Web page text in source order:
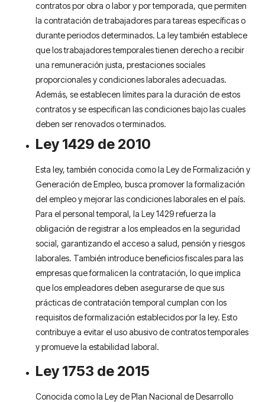
contratos por obra o labor y por temporada, que permiten
la contratación de trabajadores para tareas específicas o
durante periodos determinados. La ley también establece
que los trabajadores temporales tienen derecho a recibir
una remuneración justa, prestaciones sociales
proporcionales y condiciones laborales adecuadas.
Además, se establecen límites para la duración de estos
contratos y se especifican las condiciones bajo las cuales
deben ser renovados o terminados.
Ley 1429 de 2010
Esta ley, también conocida como la Ley de Formalización y
Generación de Empleo, busca promover la formalización
del empleo y mejorar las condiciones laborales en el país.
Para el personal temporal, la Ley 1429 refuerza la
obligación de registrar a los empleados en la seguridad
social, garantizando el acceso a salud, pensión y riesgos
laborales. También introduce beneficios fiscales para las
empresas que formalicen la contratación, lo que implica
que los empleadores deben asegurarse de que sus
prácticas de contratación temporal cumplan con los
requisitos de formalización establecidos por la ley. Esto
contribuye a evitar el uso abusivo de contratos temporales
y promueve la estabilidad laboral.
Ley 1753 de 2015
Conocida como la Ley de Plan Nacional de Desarrollo